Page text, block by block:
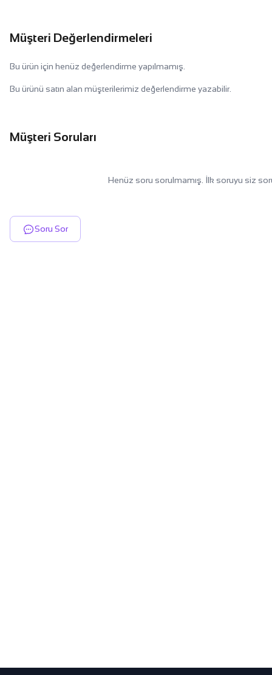
Müşteri Değerlendirmeleri
Bu ürün için henüz değerlendirme yapılmamış.
Bu ürünü satın alan müşterilerimiz değerlendirme yazabilir.
Müşteri Soruları
Henüz soru sorulmamış. İlk soruyu siz
Soru Sor